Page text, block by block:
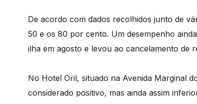
De acordo com dados recolhidos junto de
50 e os 80 por cento. Um desempenho
ilha em agosto e levou ao cancelamento de
No Hotel Oril, situado na Avenida Marginal
considerado positivo, mas ainda assim